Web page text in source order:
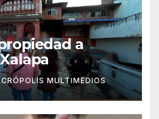
a
MULTIMEDIOS